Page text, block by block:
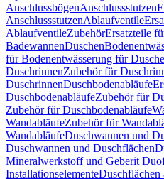
AnschlussbögenAnschlussstutzen
AnschlussstutzenAblaufventile
AblaufventileZubehörErsatzteile
BadewannenDuschen
für Bodenentwässerung für
DuschrinnenZubehör für
DuschrinnenDuschbodenabläufe
DuschbodenabläufeZubehör für
Zubehör für Duschbodenabläufe
WandabläufeZubehör für
WandabläufeDuschwannen und
Duschwannen und Duschflächen
Mineralwerkstoff und Geberit
Installationselemente